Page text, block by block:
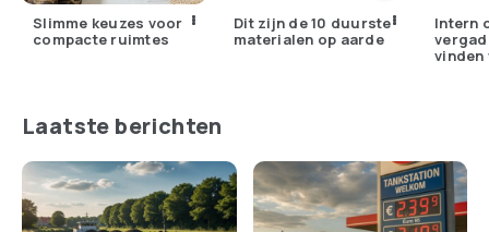
Slimme keuzes voor
compacte ruimtes
Dit zijn de 10 duurste
materialen op aarde
Intern
vinden
Laatste berichten